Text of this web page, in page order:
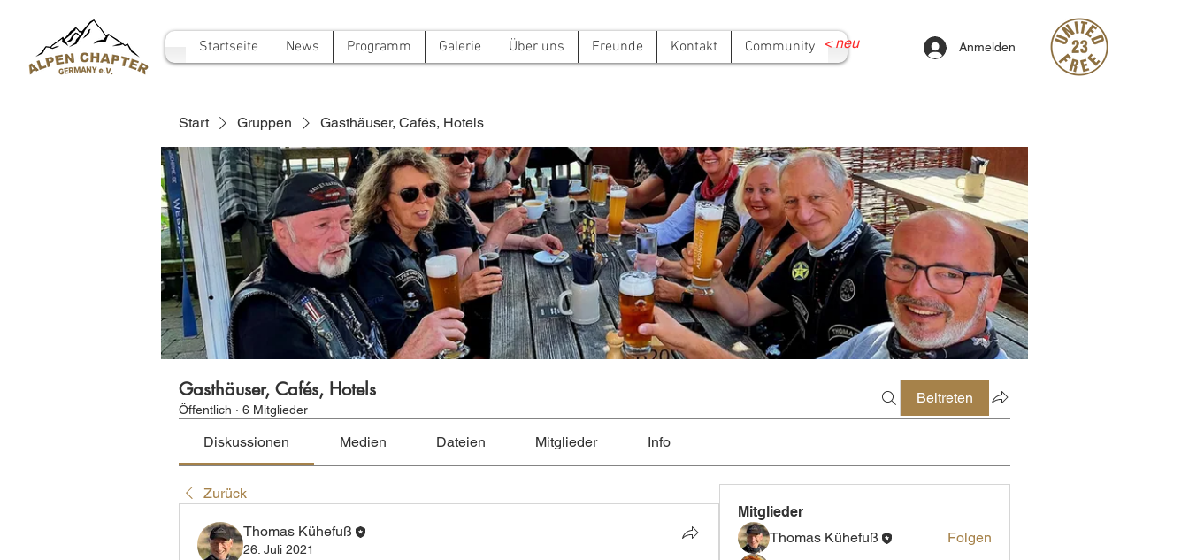
Startseite News Programm Galerie Über uns Freunde Kontakt Community Anmelden
<neu
Start Gruppen Gasthäuser, Cafés, Hotels
Gasthäuser, Cafés, Hotels
Öffentlich · 6 Mitglieder
Beitreten
Diskussionen Medien Dateien Mitglieder Info
Zurück
Thomas Kühefuß
26. Juli 2021
Mitglieder
Thomas Kühefuß
Folgen